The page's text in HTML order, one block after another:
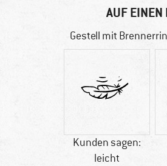
AUF
Gestell mit
Kunden sagen:
leicht